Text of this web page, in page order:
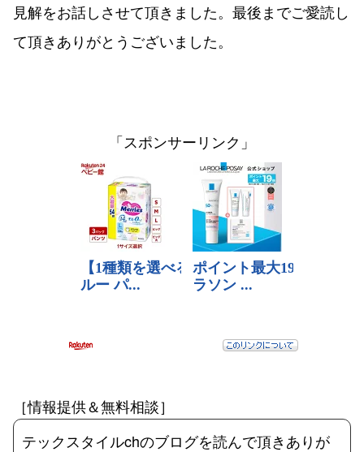
見解をお話しさせて頂きました。最後までご愛読し
て頂きありがとうございました。
「スポンサーリンク」
［情報提供＆無料相談］
テックスタイルchのブログを読んで頂きありが